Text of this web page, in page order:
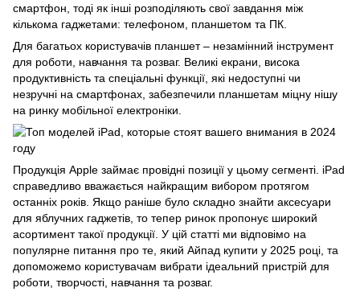
смартфон, тоді як інші розподіляють свої завдання між
кількома гаджетами: телефоном, планшетом та ПК.
Для багатьох користувачів планшет – незамінний інструмент
для роботи, навчання та розваг. Великі екрани, висока
продуктивність та спеціальні функції, які недоступні чи
незручні на смартфонах, забезпечили планшетам міцну нішу
на ринку мобільної електроніки.
Продукція Apple займає провідні позиції у цьому сегменті. iPad
справедливо вважається найкращим вибором протягом
останніх років. Якщо раніше було складно знайти аксесуари
для яблучних гаджетів, то тепер ринок пропонує широкий
асортимент такої продукції. У цій статті ми відповімо на
популярне питання про те, який Айпад купити у 2025 році, та
допоможемо користувачам вибрати ідеальний пристрій для
роботи, творчості, навчання та розваг.